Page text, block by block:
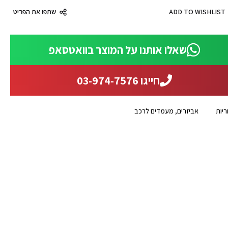
ADD TO WISHLIST שתפו את הפריט
שאלו אותנו על המוצר בוואטסאפ
חייגו 03-974-7576
אביזרים, מעמדים לרכב